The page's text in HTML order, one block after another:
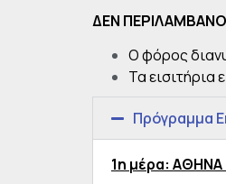
ΔΕΝ
O φόρος
Τα
Πρόγραμμα
1η μέρα: